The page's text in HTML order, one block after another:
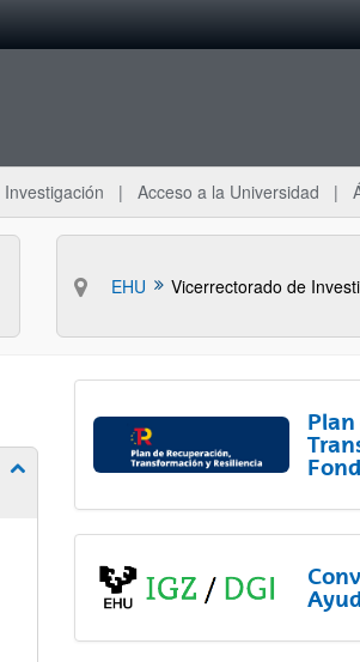
Investigación Acceso a la Universidad
EHU Vicerrectorado de
Mostrar/ocultar subpáginas